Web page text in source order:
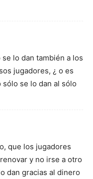
lo dan también a los
jugadores, ¿ o es
se lo dan al sólo
que los jugadores
y no irse a otro
dan gracias al dinero